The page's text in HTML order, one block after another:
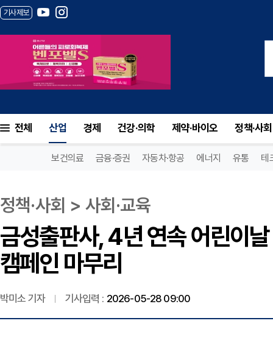
기사제보
전체 산업 경제 건강·의학 제약·바이오 정책·사회
보건의료 금융·증권 자동차·항공 에너지 유통 테
정책·사회 > 사회·교육
금성출판사, 4년 연속 어린이날
캠페인 마무리
박미소 기자 기사입력 : 2026-05-28 09:00